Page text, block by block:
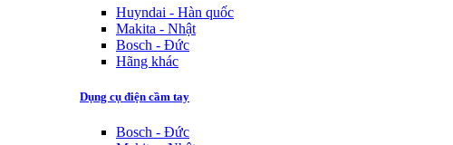
Huyndai - Hàn quốc
Makita - Nhật
Bosch - Đức
Hãng khác
Dụng cụ điện cầm tay
Bosch - Đức